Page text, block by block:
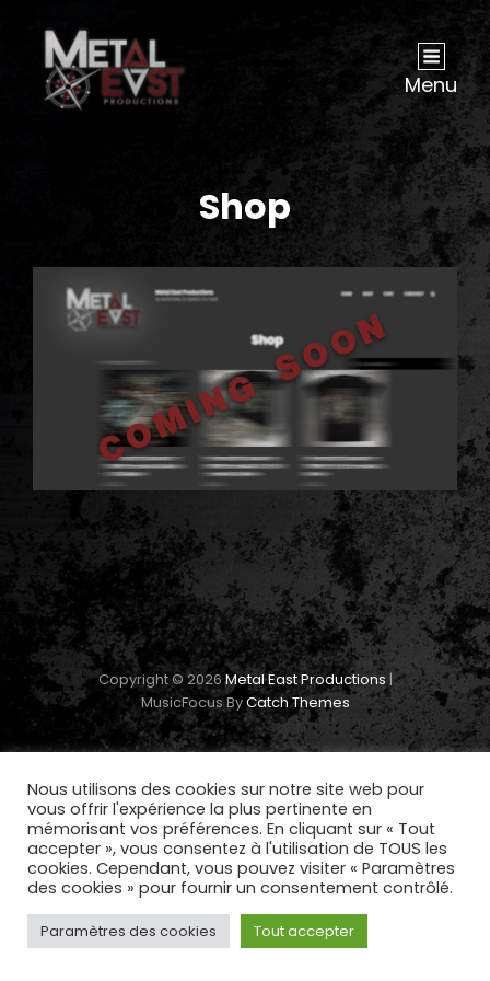
Menu
Shop
Copyright © 2026Metal East Productions |
MusicFocus ByCatch Themes
Nous utilisons des cookies sur notre site web pour
vous offrir l'expérience la plus pertinente en
mémorisant vos préférences. En cliquant sur « Tout
accepter », vous consentez à l'utilisation de TOUS les
cookies. Cependant, vous pouvez visiter « Paramètres
des cookies » pour fournir un consentement contrôlé.
Paramètres des cookies Tout accepter